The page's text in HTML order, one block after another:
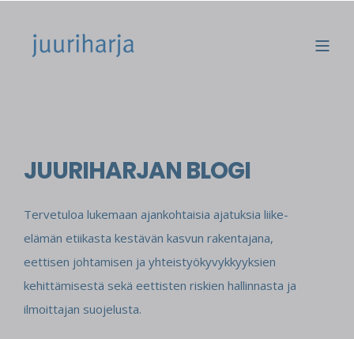
JUURIHARJAN BLOGI
Tervetuloa lukemaan ajankohtaisia ajatuksia liike-
elämän etiikasta kestävän kasvun rakentajana,
eettisen johtamisen ja yhteistyökyvykkyyksien
kehittämisestä sekä eettisten riskien hallinnasta ja
ilmoittajan suojelusta.